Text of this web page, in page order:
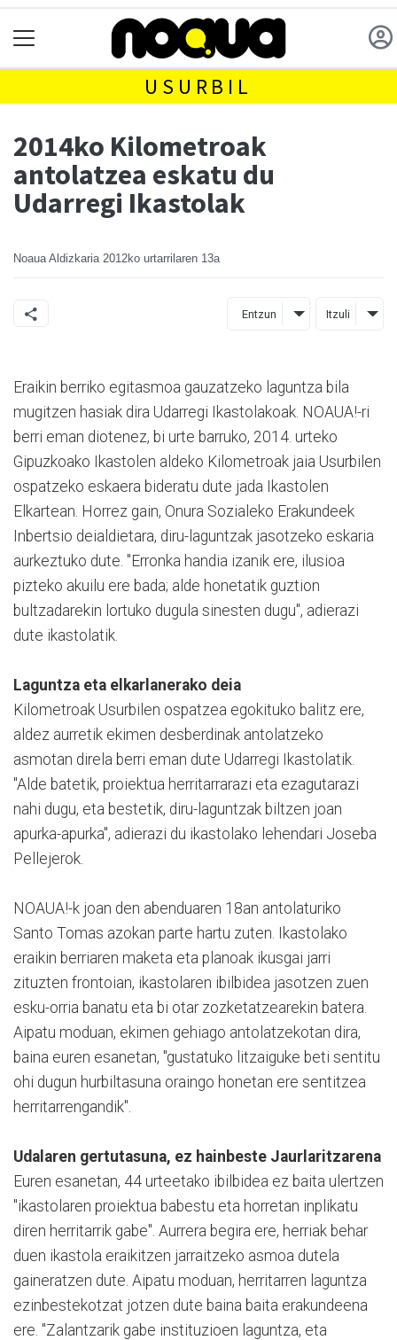
USURBIL
2014ko Kilometroak
antolatzea eskatu du
Udarregi Ikastolak
Noaua Aldizkaria 2012ko urtarrilaren 13a
Entzun Itzuli
Eraikin berriko egitasmoa gauzatzeko laguntza bila
mugitzen hasiak dira Udarregi Ikastolakoak. NOAUA!-ri
berri eman diotenez, bi urte barruko, 2014. urteko
Gipuzkoako Ikastolen aldeko Kilometroak jaia Usurbilen
ospatzeko eskaera bideratu dute jada Ikastolen
Elkartean. Horrez gain, Onura Sozialeko Erakundeek
Inbertsio deialdietara, diru-laguntzak jasotzeko eskaria
aurkeztuko dute. "Erronka handia izanik ere, ilusioa
pizteko akuilu ere bada; alde honetatik guztion
bultzadarekin lortuko dugula sinesten dugu", adierazi
dute ikastolatik.
Laguntza eta elkarlanerako deia
Kilometroak Usurbilen ospatzea egokituko balitz ere,
aldez aurretik ekimen desberdinak antolatzeko
asmotan direla berri eman dute Udarregi Ikastolatik.
"Alde batetik, proiektua herritarrarazi eta ezagutarazi
nahi dugu, eta bestetik, diru-laguntzak biltzen joan
apurka-apurka", adierazi du ikastolako lehendari Joseba
Pellejerok.
NOAUA!-k joan den abenduaren 18an antolaturiko
Santo Tomas azokan parte hartu zuten. Ikastolako
eraikin berriaren maketa eta planoak ikusgai jarri
zituzten frontoian, ikastolaren ibilbidea jasotzen zuen
esku-orria banatu eta bi otar zozketatzearekin batera.
Aipatu moduan, ekimen gehiago antolatzekotan dira,
baina euren esanetan, "gustatuko litzaiguke beti sentitu
ohi dugun hurbiltasuna oraingo honetan ere sentitzea
herritarrengandik".
Udalaren gertutasuna, ez hainbeste Jaurlaritzarena
Euren esanetan, 44 urteetako ibilbidea ez baita ulertzen
"ikastolaren proiektua babestu eta horretan inplikatu
diren herritarrik gabe". Aurrera begira ere, herriak behar
duen ikastola eraikitzen jarraitzeko asmoa dutela
gaineratzen dute. Aipatu moduan, herritarren laguntza
ezinbestekotzat jotzen dute baina baita erakundeena
ere. "Zalantzarik gabe instituzioen laguntza, eta